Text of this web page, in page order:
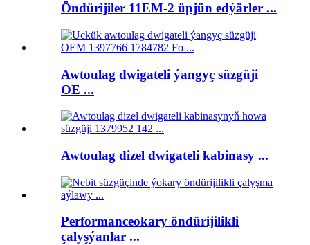
Öndürijiler 11EM-2 üpjün edýärler ...
Awtoulag dwigateli ýangyç süzgüji
OE ...
Awtoulag dizel dwigateli kabinasy ...
Performanceokary öndürijilikli
çalyşýanlar ...